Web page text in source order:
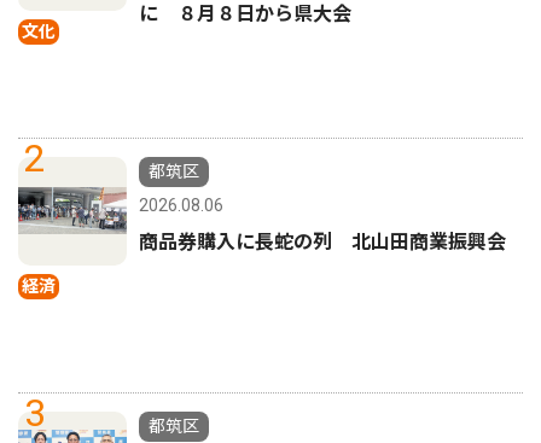
文化
に ８月８日から県大会
2
経済
都筑区
2026.08.06
商品券購入に長蛇の列 北山田商業振興会
3
都筑区